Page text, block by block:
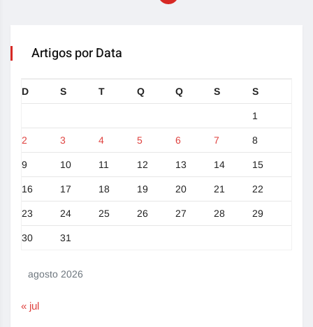
Artigos por Data
agosto 2026
D S T Q Q S S
1
2 3 4 5 6 7 8
9 10 11 12 13 14 15
16 17 18 19 20 21 22
23 24 25 26 27 28 29
30 31
« jul